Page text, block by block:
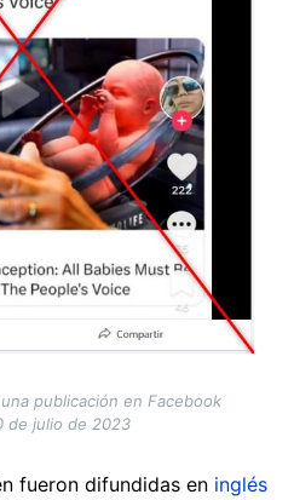
publicación en Facebook
de julio de 2023
fueron difundidas en inglés